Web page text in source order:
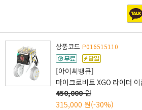
상품코드 P016515110
[아이씨뱅큐]
마이크로비트 XGO 라이더
450,000원
315,000 원(-30%)